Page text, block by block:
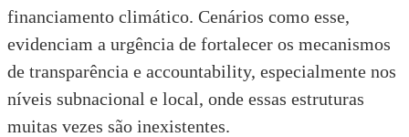
financiamento climático. Cenários como esse,
evidenciam a urgência de fortalecer os mecanismos
de transparência e accountability, especialmente nos
níveis subnacional e local, onde essas estruturas
muitas vezes são inexistentes.